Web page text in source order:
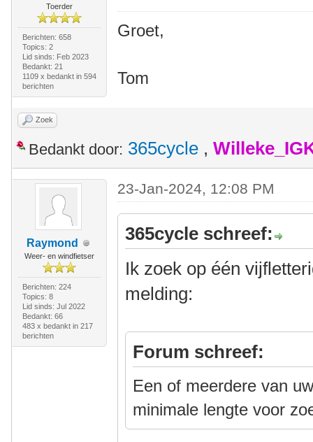
Toerder
Berichten: 658
Topics: 2
Lid sinds: Feb 2023
Bedankt: 21
1109 x bedankt in 594
berichten
Groet,
Tom
Zoek
Bedankt door: 365cycle ,
Raymond
Weer- en windfietser
Berichten: 224
Topics: 8
Lid sinds: Jul 2022
Bedankt: 66
483 x bedankt in 217
berichten
23-Jan-2024, 12:08 PM
365cycle schreef:
Ik zoek op één
melding:
Forum schreef:
Een of meerdere van
minimale lengte voor